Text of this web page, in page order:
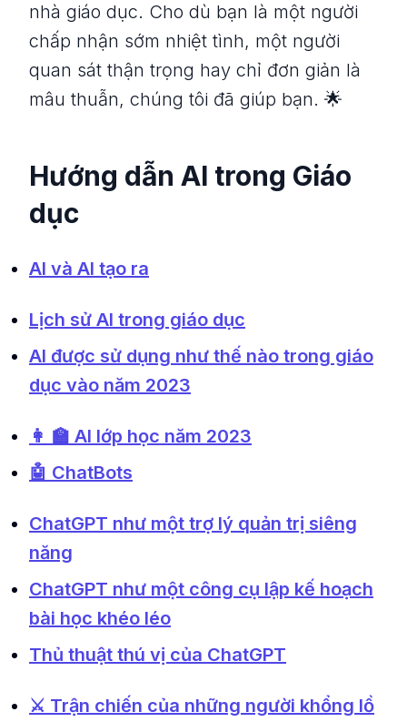
nhà giáo dục. Cho dù bạn là một người
chấp nhận sớm nhiệt tình, một người
quan sát thận trọng hay chỉ đơn giản là
mâu thuẫn, chúng tôi đã giúp bạn. 🌟
Hướng dẫn AI trong Giáo
dục
AI và AI tạo ra
Lịch sử AI trong giáo dục
AI được sử dụng như thế nào trong giáo
dục vào năm 2023
👩 🏫 AI lớp học năm 2023
🤖 ChatBots
ChatGPT như một trợ lý quản trị siêng
năng
ChatGPT như một công cụ lập kế hoạch
bài học khéo léo
Thủ thuật thú vị của ChatGPT
⚔️ Trận chiến của những người khổng lồ